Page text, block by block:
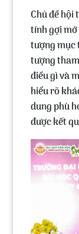
Chủ đề hội
tính gợi
tượng mục
tượng
điều gì và
hiểu rõ
dung phù
được kết